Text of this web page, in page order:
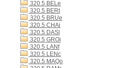
320.5 BELe
320.5 BERt
320.5 BRUe
320.5 CHAi
320.5 DASl
320.5 GROi
320.5 LANf
320.5 LENc
320.5 MAQo